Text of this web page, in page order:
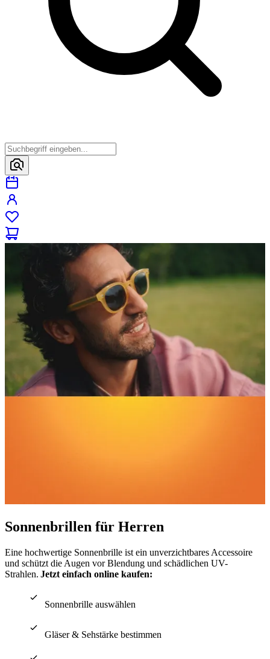
Sonnenbrillen für Herren
Eine hochwertige Sonnenbrille ist ein unverzichtbares Accessoire
und schützt die Augen vor Blendung und schädlichen UV-
Strahlen. Jetzt einfach online kaufen:
Sonnenbrille auswählen
Gläser & Sehstärke bestimmen